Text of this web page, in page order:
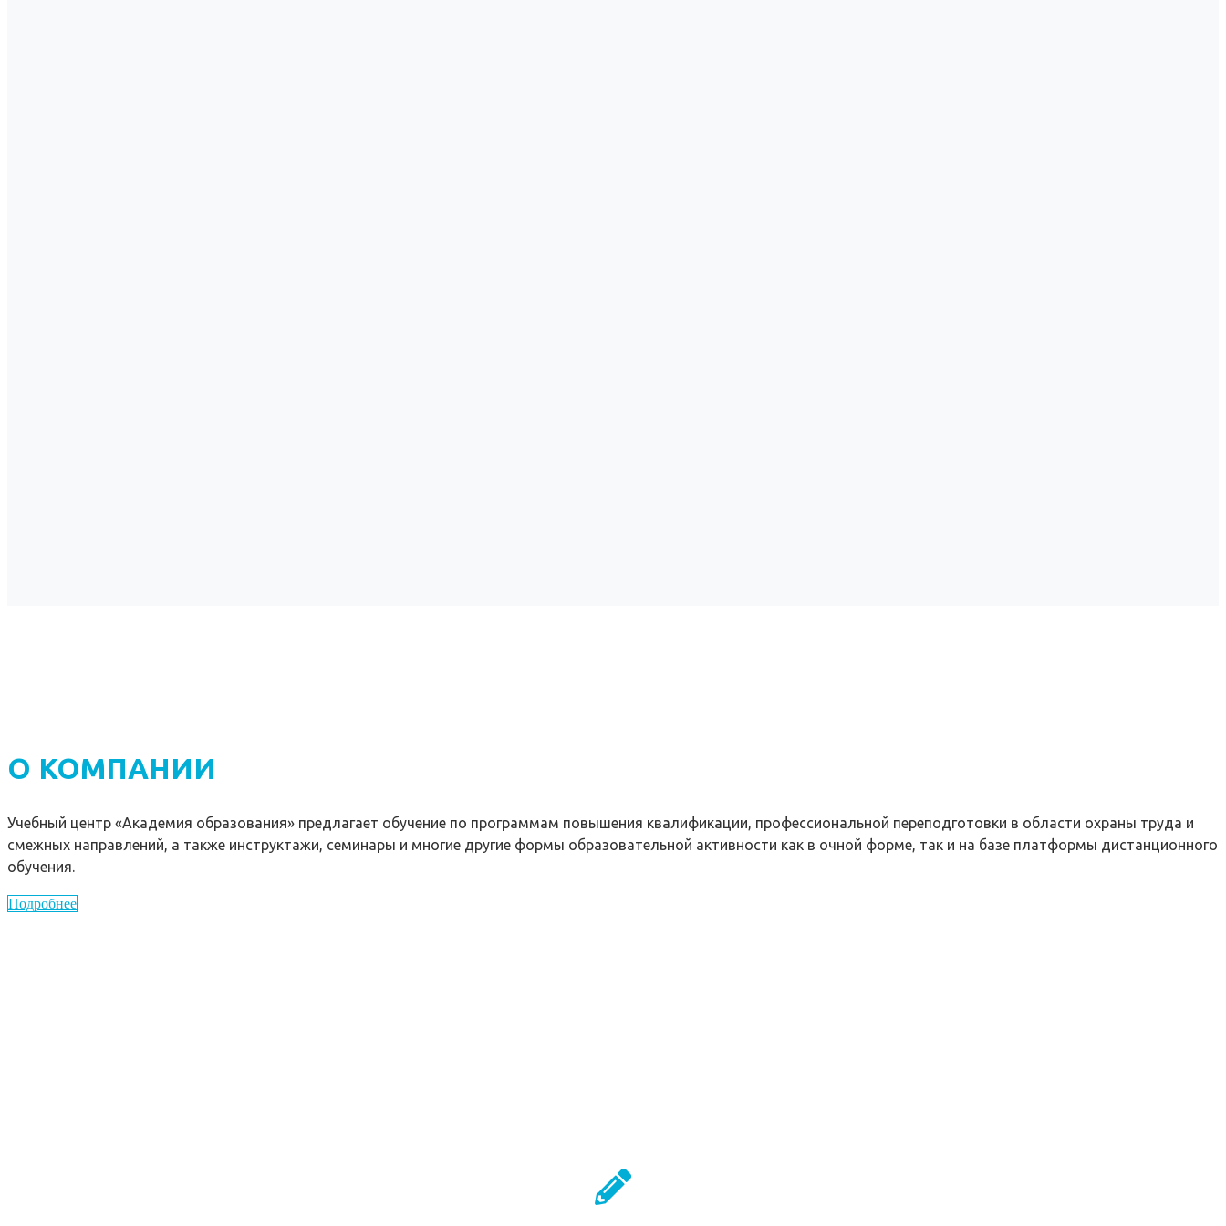
О КОМПАНИИ
Учебный центр «Академия образования» предлагает обучение по программам повышения квалификации, профессиональной переподготовки в области охраны труда и
смежных направлений, а также инструктажи, семинары и многие другие формы образовательной активности как в очной форме, так и на базе платформы дистанционного
обучения.
Подробнее